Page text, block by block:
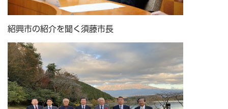
紹興市の紹介を聞く須藤市長